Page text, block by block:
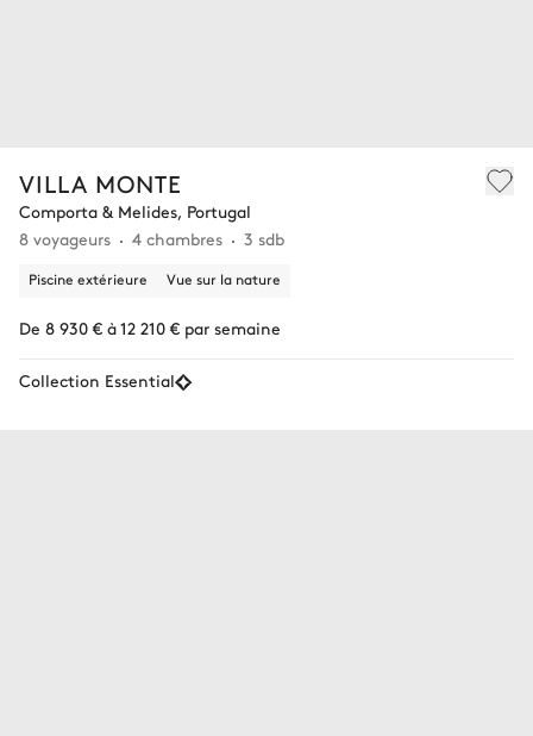
VILLA MONTE
Comporta & Melides, Portugal
8 voyageurs
4 chambres 3 sdb
Piscine extérieure Vue sur la nature
De 8 930 € à 12 210 € par semaine
Collection Essential